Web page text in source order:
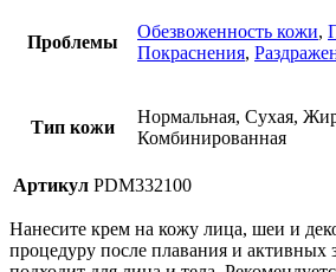
Проблемы
Обезвоженность кожи,
Покраснения,
Тип кожи
Нормальная, Сухая,
Комбинированная
Артикул PDM332100
Нанесите крем на кожу лица, шеи и
процедуру после плавания и активных